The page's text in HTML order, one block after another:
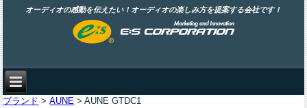
オーディオの感動を伝えたい！オーディオの楽しみ方を提案する会社です！
ブランド >AUNE > AUNE GTDC1